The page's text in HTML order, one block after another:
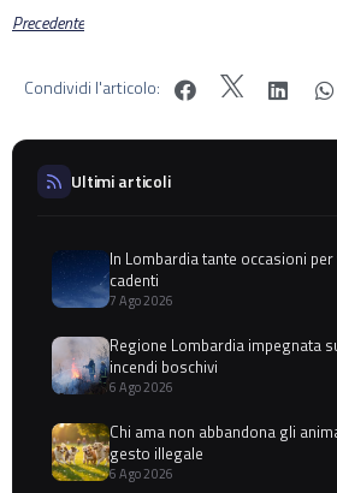
Precedente
Condividi l'articolo:
Ultimi articoli
In Lombardia tante occasioni
cadenti
7 Ago 2026
Regione Lombardia impegnata
incendi boschivi
6 Ago 2026
Chi ama non abbandona gli
gesto illegale
6 Ago 2026